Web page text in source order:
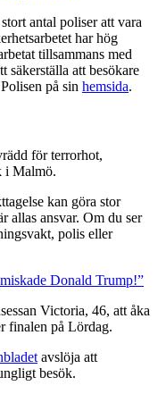
antal poliser att vara
har hög
tillsammans med
säkerställa att besökare
på sin hemsida.
för terrorhot,
i Malmö.
kan göra stor
allas ansvar. Om du ser
polis eller
Donald Trump!”
Victoria, 46, att åka
finalen på Lördag.
avslöja att
besök.